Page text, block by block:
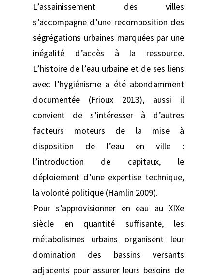
L’assainissement des villes
s’accompagne d’une recomposition des
ségrégations urbaines marquées par une
inégalité d’accès à la ressource.
L’histoire de l’eau urbaine et de ses liens
avec l’hygiénisme a été abondamment
documentée (Frioux 2013), aussi il
convient de s’intéresser à d’autres
facteurs moteurs de la mise à
disposition de l’eau en ville :
l’introduction de capitaux, le
déploiement d’une expertise technique,
la volonté politique (Hamlin 2009).
Pour s’approvisionner en eau au XIXe
siècle en quantité suffisante, les
métabolismes urbains organisent leur
domination des bassins versants
adjacents pour assurer leurs besoins de